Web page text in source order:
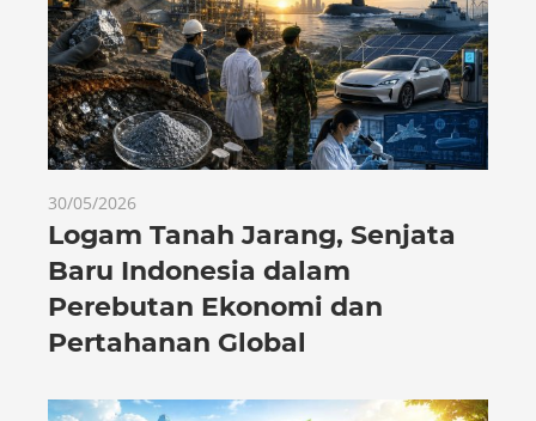
30/05/2026
Logam Tanah Jarang, Senjata
Baru Indonesia dalam
Perebutan Ekonomi dan
Pertahanan Global